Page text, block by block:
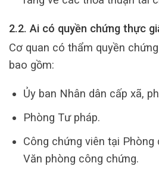
2.2. Ai có quyền chứng thực
Cơ quan có thẩm quyền
bao gồm:
Ủy ban Nhân dân cấp xã,
Phòng Tư pháp.
Công chứng viên tại
Văn phòng công chứng.